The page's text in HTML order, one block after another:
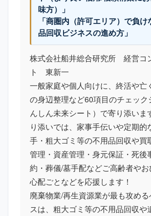
味方）」
「商圏内（許可エリア）で負け
品回収ビジネスの進め方」
株式会社船井総合研究所 経営コ
ト 東新一
一般家庭や個人向けに、終活や亡
の身辺整理など60項目のチェック
んしん未来シート）で寄り添いま
り添いでは、家事手伝いや定期的
手・粗大ゴミ等の不用品回収や買
管理・資産管理・身元保証・死後
約・葬儀/墓手配などご高齢者や
心配ごとなどを応援します！
廃棄物業/再生資源業が最も攻め
スは、粗大ゴミ等の不用品回収や